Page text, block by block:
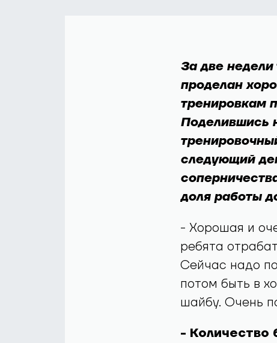
За две
проделан
тренировкам
Поделившись
следующий
доля работы
- Хорошая и
ребята
Сейчас надо
потом быть в
шайбу. Очень
- Количество